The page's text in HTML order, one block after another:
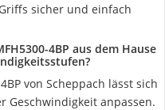
sicher und einfach
4BP aus dem Hause
von Scheppach lässt sich
Geschwindigkeit anpassen.